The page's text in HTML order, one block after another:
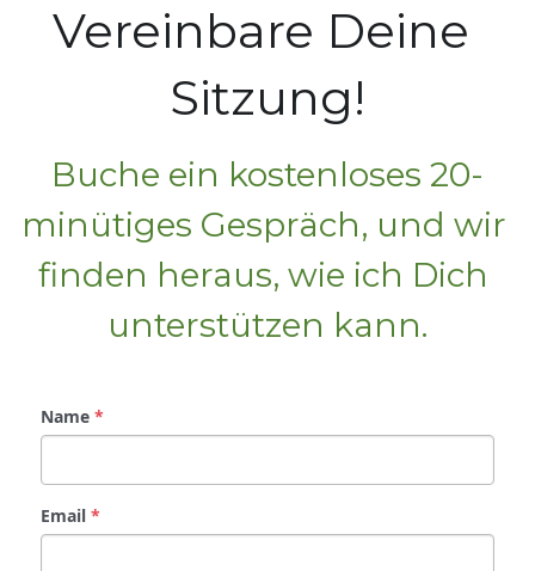
Vereinbare Deine
Sitzung!
Buche ein kostenloses 20-
minütiges Gespräch, und wir
finden heraus, wie ich Dich
unterstützen kann.
Name*
Email*